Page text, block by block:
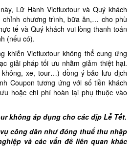
Lữ Hành Vietluxtour và Quý khách
chỉnh chương trình, bữa ăn,… cho phù
tế và Quý khách vui lòng thanh toán
(nếu có).
khiến Vietluxtour không thể cung ứng
giải pháp tối ưu nhằm giảm thiệt hại.
xe, tour…) đồng ý bảo lưu dịch
Coupon tương ứng với số tiền khách
hoặc chi phí hoàn lại phụ thuộc vào
không áp dụng cho các dịp Lễ Tết.
công dân như đóng thuế thu nhập
và các vấn đề liên quan khác